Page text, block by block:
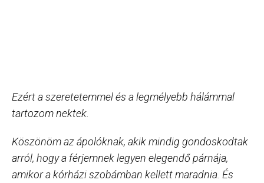
Ezért a szeretetemmel és a legmélyebb hálámmal
tartozom nektek.
Köszönöm az ápolóknak, akik mindig gondoskodtak
arról, hogy a férjemnek legyen elegendő párnája,
amikor a kórházi szobámban kellett maradnia. És